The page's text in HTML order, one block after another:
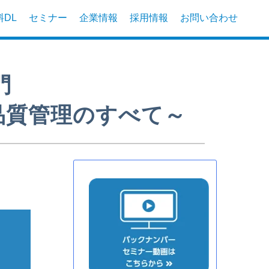
DL セミナー 企業情報 採用情報 お問い合わせ
管理のすべて～